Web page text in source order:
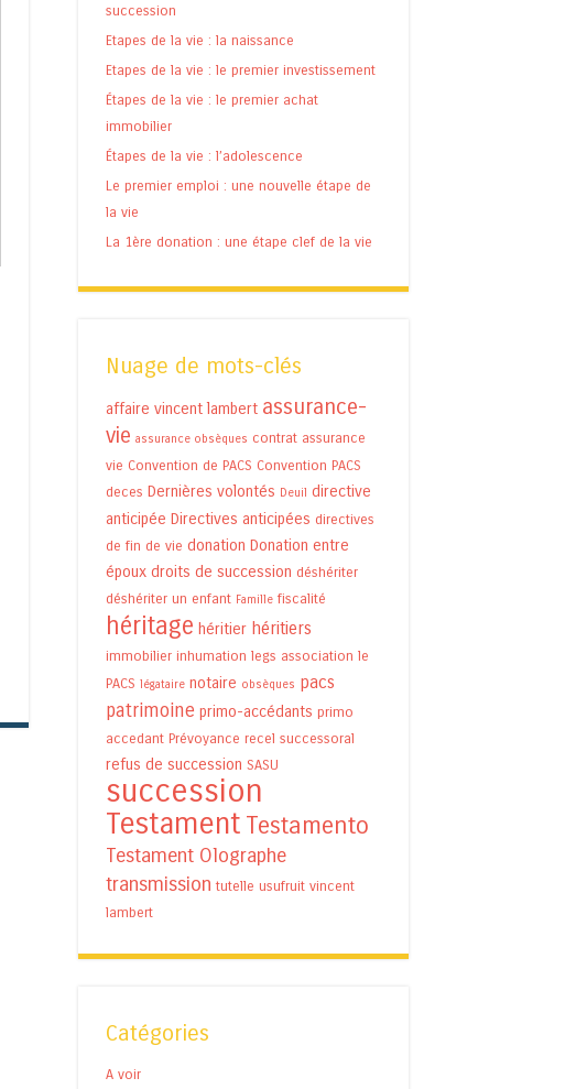
succession
Etapes de la vie : la naissance
Etapes de la vie : le premier investissement
Étapes de la vie : le premier achat
immobilier
Étapes de la vie : l’adolescence
Le premier emploi : une nouvelle étape de
la vie
La 1ère donation : une étape clef de la vie
Nuage de mots-clés
affaire vincent lambert assurance-
vie assurance obsèques contrat assurance
vie Convention de PACS Convention PACS
deces Dernières volontés Deuil directive
anticipée Directives anticipées directives
de fin de vie donation Donation entre
époux droits de succession déshériter
déshériter un enfant Famille fiscalité
héritage héritier héritiers
immobilier inhumation legs association le
PACS légataire notaire obsèques pacs
patrimoine primo-accédants primo
accedant Prévoyance recel successoral
refus de succession SASU
succession
Testament Testamento
Testament Olographe
transmission tutelle usufruit vincent
lambert
Catégories
A voir